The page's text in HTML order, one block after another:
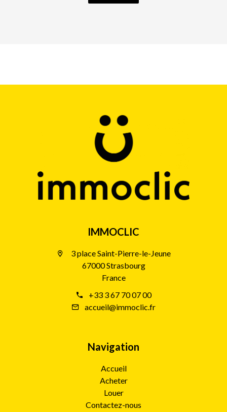
IMMOCLIC
3 place Saint-Pierre-le-Jeune
67000 Strasbourg
France
+33 3 67 70 07 00
accueil@immoclic.fr
Navigation
Accueil
Acheter
Louer
Contactez-nous